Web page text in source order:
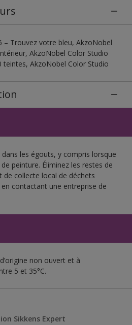
– Trouvez votre bleu, AkzoNobel
AkzoNobel Color Studio
teintes, AkzoNobel Color Studio
les égouts, y compris lorsque
peinture. Éliminez les restes de
collecte local de déchets
contactant une entreprise de
non ouvert et à
5 et 35°C.
Sikkens Expert